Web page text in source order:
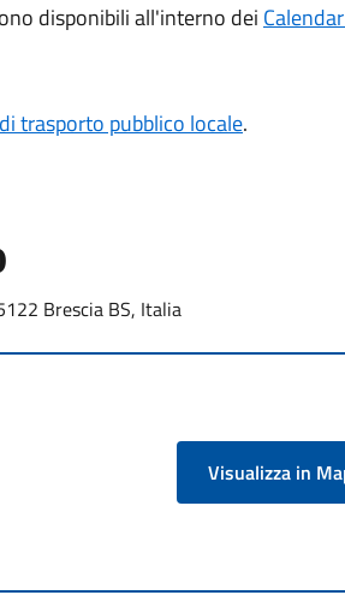
disponibili all'interno dei
trasporto pubblico locale.
Brescia BS, Italia
Visualizza in